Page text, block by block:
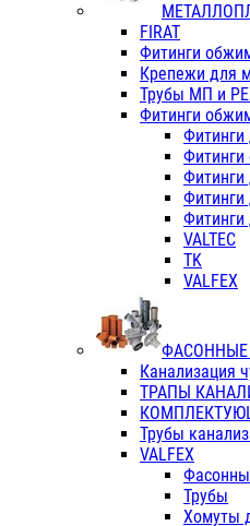
FIRAT
Фитинги
Крепежи для
Трубы МП и
Фитинги
Фитинги
Фитинги
Фитинги
VALTEC
TK
VALFEX
Канализация
ТРАПЫ
Трубы
VALFEX
Трубы
Хомуты